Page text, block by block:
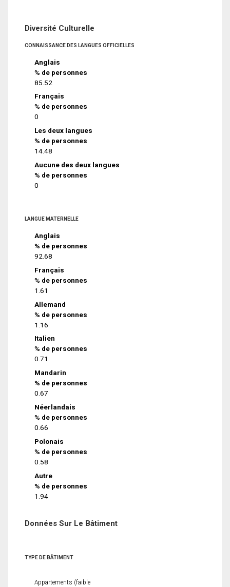
Diversité Culturelle
CONNAISSANCE DES LANGUES OFFICIELLES
Anglais
% de personnes
85.52
Français
% de personnes
0
Les deux langues
% de personnes
14.48
Aucune des deux langues
% de personnes
0
LANGUE MATERNELLE
Anglais
% de personnes
92.68
Français
% de personnes
1.61
Allemand
% de personnes
1.16
Italien
% de personnes
0.71
Mandarin
% de personnes
0.67
Néerlandais
% de personnes
0.66
Polonais
% de personnes
0.58
Autre
% de personnes
1.94
Données Sur Le Bâtiment
TYPE DE BÂTIMENT
Appartements (faible